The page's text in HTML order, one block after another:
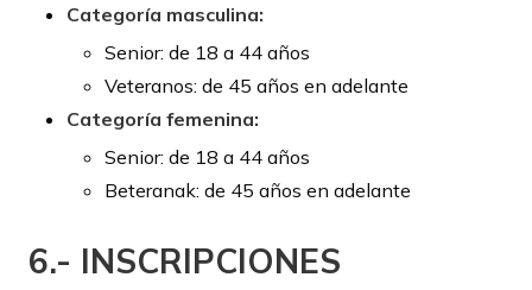
Categoría masculina:
Senior: de 18 a 44 años
Veteranos: de 45 años en adelante
Categoría femenina:
Senior: de 18 a 44 años
Beteranak: de 45 años en adelante
6.- INSCRIPCIONES